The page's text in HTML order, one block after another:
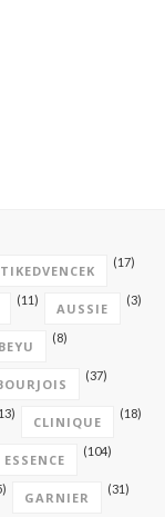
(17)
(11)
AUSSIE
(3)
BEYU
(8)
(37)
CLINIQUE
(18)
ESSENCE
(104)
GARNIER
(31)